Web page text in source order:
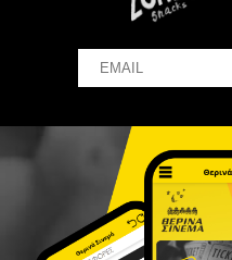
Email